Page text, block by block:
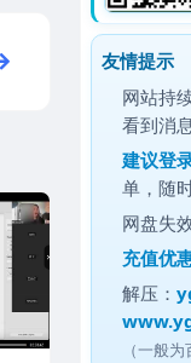
友情提示
网站持
看到消
建议登
单，随
网盘失
充值优
解压：
（一般